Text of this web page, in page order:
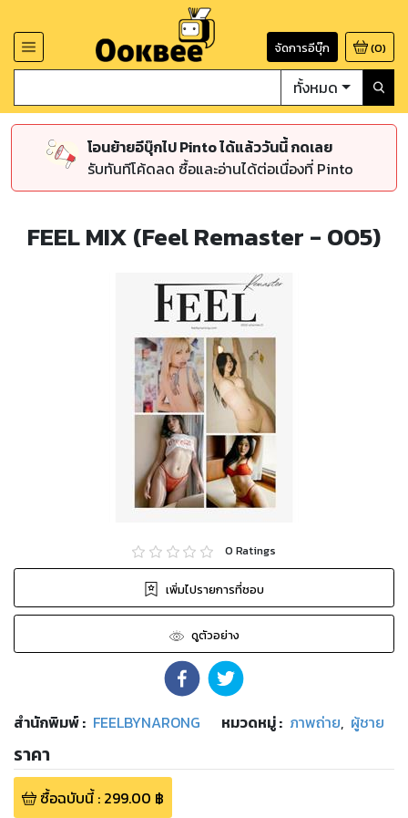
จัดการอีบุ๊ก (0)
ทั้งหมด
โอนย้ายอีบุ๊กไป Pinto ได้แล้ววันนี้ กดเลย
รับทันทีโค้ดลด ซื้อและอ่านได้ต่อเนื่องที่ Pinto
FEEL MIX (Feel Remaster - 005)
0 Ratings
เพิ่มไปรายการที่ชอบ
ดูตัวอย่าง
สำนักพิมพ์: FEELBYNARONG หมวดหมู่: ภาพถ่าย, ผู้ชาย
ราคา
ซื้อฉบับนี้: 299.00 ฿